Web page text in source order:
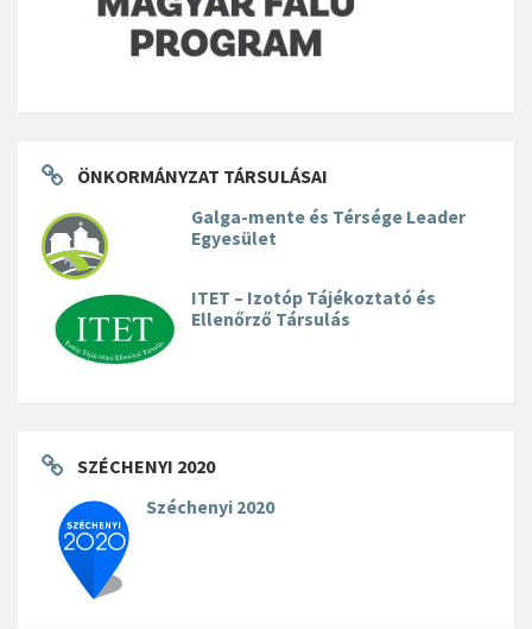
ÖNKORMÁNYZAT TÁRSULÁSAI
Galga-mente és Térsége Leader
Egyesület
ITET – Izotóp Tájékoztató és
Ellenőrző Társulás
SZÉCHENYI 2020
Széchenyi 2020